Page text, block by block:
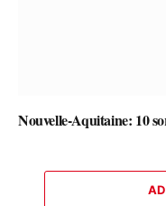
Nouvelle-Aquitaine: 10